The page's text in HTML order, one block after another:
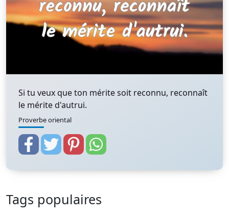
Si tu veux que ton mérite soit reconnu, reconnaît
le mérite d'autrui.
Proverbe oriental
Tags populaires